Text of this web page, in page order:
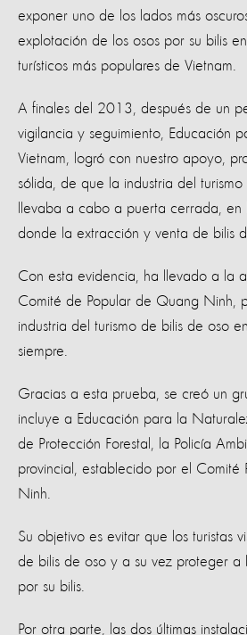
exponer uno de los lados más
explotación de los osos por su bilis
turísticos más populares de Vietnam.
A finales del 2013, después de un
vigilancia y seguimiento, Educación
Vietnam, logró con nuestro apoyo,
sólida, de que la industria del
llevaba a cabo a puerta cerrada, en
donde la extracción y venta de bilis
Con esta evidencia, ha llevado a la
Comité de Popular de Quang Ninh,
industria del turismo de bilis de oso
siempre.
Gracias a esta prueba, se creó un
incluye a Educación para la
de Protección Forestal, la Policía
provincial, establecido por el Comité
Ninh.
Su objetivo es evitar que los turistas
de bilis de oso y a su vez proteger a
por su bilis.
Por otra parte, las dos últimas